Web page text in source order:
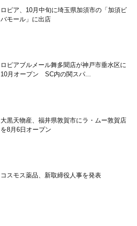
ロピア、10月中旬に埼玉県加須市の「加須ビ
バモール」に出店
ロピアブルメール舞多聞店が神戸市垂水区に
10月オープン SC内の関スパ...
大黒天物産、福井県敦賀市にラ・ムー敦賀店
を8月6日オープン
コスモス薬品、新取締役人事を発表